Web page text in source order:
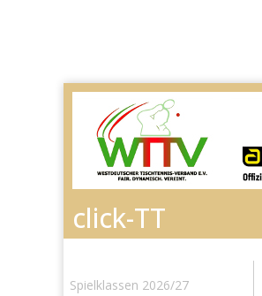
Spielklassen 2026/27